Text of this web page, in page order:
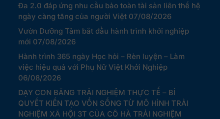
Đa 2.0 đáp ứng nhu cầu bảo toàn tài sản liên thế hệ
ngày càng tăng của người Việt 07/08/2026
Vườn Dưỡng Tâm bắt đầu hành trình khởi nghiệp
mới 07/08/2026
Hành trình 365 ngày Học hỏi – Rèn luyện – Làm
việc hiệu quả với Phụ Nữ Việt Khởi Nghiệp
06/08/2026
DẠY CON BẰNG TRẢI NGHIỆM THỰC TẾ – BÍ
QUYẾT KIẾN TẠO VỐN SỐNG TỪ MÔ HÌNH TRẢI
NGHIỆM XÃ HỘI 3T CỦA CÔ HÀ TRẢI NGHIỆM